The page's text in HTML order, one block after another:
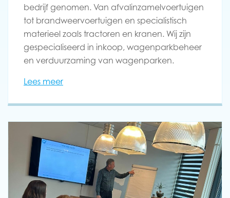
bedrijf genomen. Van afvalinzamelvoertuigen
tot brandweervoertuigen en specialistisch
materieel zoals tractoren en kranen. Wij zijn
gespecialiseerd in inkoop, wagenparkbeheer
en verduurzaming van wagenparken.
Lees meer